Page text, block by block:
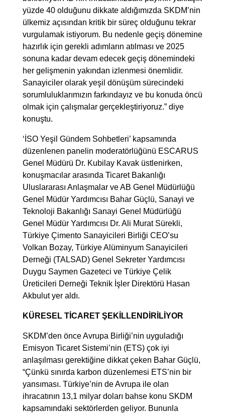
yüzde 40 olduğunu dikkate aldığımızda SKDM’nin
ülkemiz açısından kritik bir süreç olduğunu tekrar
vurgulamak istiyorum. Bu nedenle geçiş dönemine
hazırlık için gerekli adımların atılması ve 2025
sonuna kadar devam edecek geçiş dönemindeki
her gelişmenin yakından izlenmesi önemlidir.
Sanayiciler olarak yeşil dönüşüm sürecindeki
sorumluluklarımızın farkındayız ve bu konuda öncü
olmak için çalışmalar gerçekleştiriyoruz.” diye
konuştu.
‘İSO Yeşil Gündem Sohbetleri’ kapsamında
düzenlenen panelin moderatörlüğünü ESCARUS
Genel Müdürü Dr. Kubilay Kavak üstlenirken,
konuşmacılar arasında Ticaret Bakanlığı
Uluslararası Anlaşmalar ve AB Genel Müdürlüğü
Genel Müdür Yardımcısı Bahar Güçlü, Sanayi ve
Teknoloji Bakanlığı Sanayi Genel Müdürlüğü
Genel Müdür Yardımcısı Dr. Ali Murat Sürekli,
Türkiye Çimento Sanayicileri Birliği CEO’su
Volkan Bozay, Türkiye Alüminyum Sanayicileri
Derneği (TALSAD) Genel Sekreter Yardımcısı
Duygu Saymen Gazeteci ve Türkiye Çelik
Üreticileri Derneği Teknik İşler Direktörü Hasan
Akbulut yer aldı.
KÜRESEL TİCARET ŞEKİLLENDİRİLİYOR
SKDM’den önce Avrupa Birliği’nin uyguladığı
Emisyon Ticaret Sistemi’nin (ETS) çok iyi
anlaşılması gerektiğine dikkat çeken Bahar Güçlü,
“Çünkü sınırda karbon düzenlemesi ETS’nin bir
yansıması. Türkiye’nin de Avrupa ile olan
ihracatının 13,1 milyar doları bahse konu SKDM
kapsamındaki sektörlerden geliyor. Bununla